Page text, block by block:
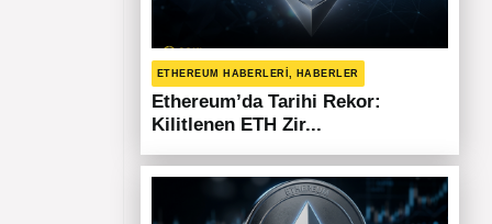
ETHEREUM HABERLERI, HABERLER
Ethereum’da Tarihi Rekor:
Kilitlenen ETH Zir...